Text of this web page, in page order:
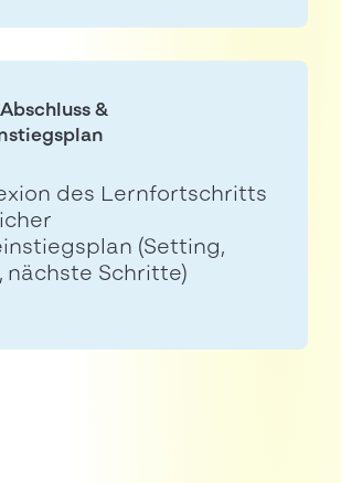
&
des Lernfortschritts
(Setting,
nächste Schritte)